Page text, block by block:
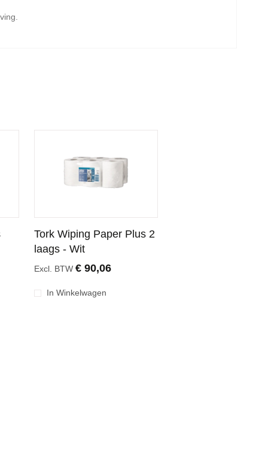
Tork Wiping Paper Plus 2
laags - Wit
Excl. BTW€ 90,06
In Winkelwagen